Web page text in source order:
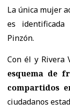
La única mujer
es
Pinzón.
Con él y Rivera
esquema de
compartidos
ciudadanos